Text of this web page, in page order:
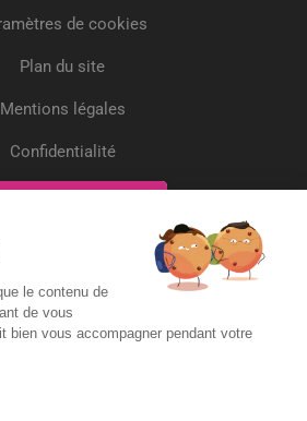
l'actualité et deux
mois !
de cookies
Plan du site
Mentions légales
Confidentialité
Crédits
le contenu de
de vous
bien vous accompagner pendant votre